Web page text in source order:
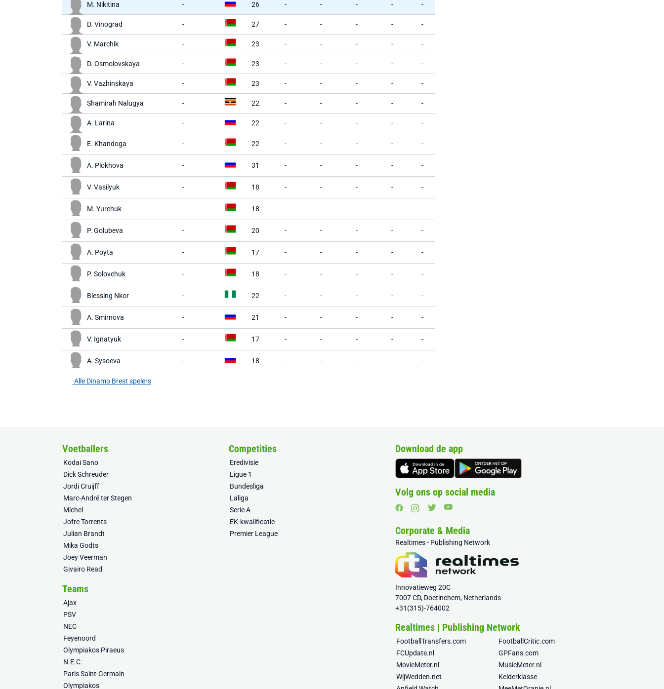
M. Nikitina - 26 - - - - -
D. Vinograd - 27 - - - - -
V. Marchik - 23 - - - - -
D. Osmolovskaya - 23 - - - - -
V. Vazhinskaya - 23 - - - - -
Shamirah Nalugya - 22 - - - - -
A. Larina - 22 - - - - -
E. Khandoga - 22 - - - - -
A. Plokhova - 31 - - - - -
V. Vasilyuk - 18 - - - - -
M. Yurchuk - 18 - - - - -
P. Golubeva - 20 - - - - -
A. Poyta - 17 - - - - -
P. Solovchuk - 18 - - - - -
Blessing Nkor - 22 - - - - -
A. Smirnova - 21 - - - - -
V. Ignatyuk - 17 - - - - -
A. Sysoeva - 18 - - - - -
Alle Dinamo Brest spelers
Voetballers
Kodai Sano
Dick Schreuder
Jordi Cruijff
Marc-André ter Stegen
Míchel
Jofre Torrents
Julian Brandt
Mika Godts
Joey Veerman
Givairo Read
Competities
Eredivisie
Ligue 1
Bundesliga
Laliga
Serie A
EK-kwalificatie
Premier League
Teams
Ajax
PSV
NEC
Feyenoord
Olympiakos Piraeus
N.E.C.
Paris Saint-Germain
Olympiakos
Download de app
Volg ons op social media
Corporate & Media
Realtimes - Publishing Network
Innovatieweg 20C
7007 CD, Doetinchem, Netherlands
+31(315)-764002
Realtimes | Publishing Network
FootballTransfers.com
FootballCritic.com
FCUpdate.nl
GPFans.com
MovieMeter.nl
MusicMeter.nl
WijWedden.net
Kelderklasse